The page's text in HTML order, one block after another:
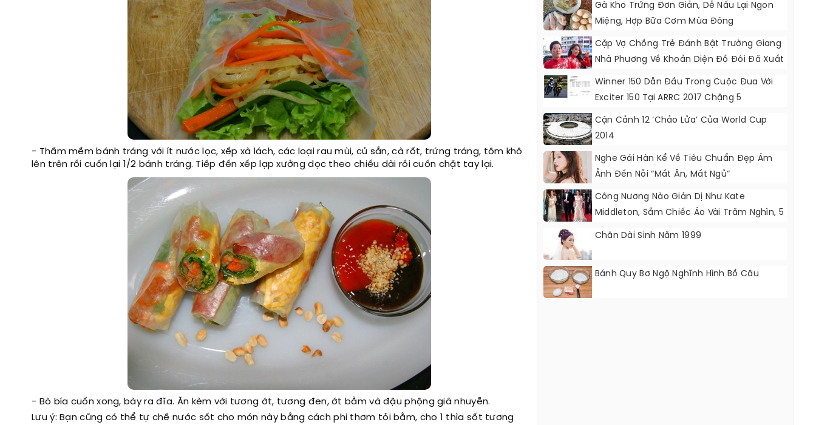
- Thấm mềm bánh tráng với ít nước lọc, xếp xà lách, các loại rau mùi, củ sắn, cà rốt, trứng tráng, tôm khô
lên trên rồi cuốn lại 1/2 bánh tráng. Tiếp đến xếp lạp xưởng dọc theo chiều dài rồi cuốn chặt tay lại.
- Bò bía cuốn xong, bày ra đĩa. Ăn kèm với tương ớt, tương đen, ớt bằm và đậu phộng giã nhuyễn.
Lưu ý: Bạn cũng có thể tự chế nước sốt cho món này bằng cách phi thơm tỏi bằm, cho 1 thìa sốt tương
Gà Kho Trứng Đơn Giản, Dễ Nấu Lại Ngon
Miệng, Hợp Bữa Cơm Mùa Đông
Cặp Vợ Chồng Trẻ Đánh Bật Trường Giang
Nhã Phương Về Khoản Diện Đồ Đôi Đã Xuất
Hiện!
Winner 150 Dẫn Đầu Trong Cuộc Đua Với
Exciter 150 Tại ARRC 2017 Chặng 5
Cận Cảnh 12 ‘chảo Lửa’ Của World Cup
2014
Nghe Gái Hàn Kể Về Tiêu Chuẩn Đẹp Ám
Ảnh Đến Nỗi “mất Ăn, Mất Ngủ”
Công Nương Nào Giản Dị Như Kate
Middleton, Sắm Chiếc Áo Vài Trăm Nghìn, 5
Chân Dài Sinh Năm 1999
Bánh Quy Bơ Ngộ Nghĩnh Hình Bồ Câu